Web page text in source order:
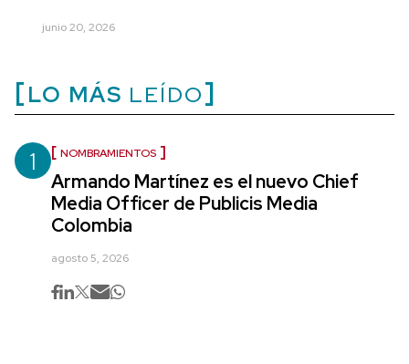
junio 20, 2026
LO MÁS LEÍDO
1 NOMBRAMIENTOS
Armando Martínez es el nuevo Chief
Media Officer de Publicis Media
Colombia
agosto 5, 2026